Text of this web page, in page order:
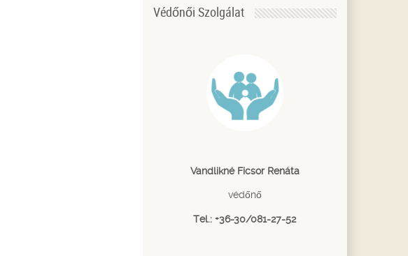
Védőnői Szolgálat
Vandlikné Ficsor Renáta
védőnő
Tel.: +36-30/081-27-52